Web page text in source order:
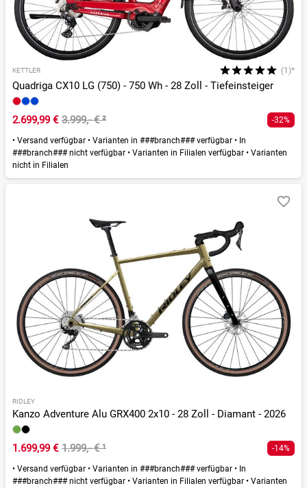
KETTLER (1)*
Quadriga CX10 LG (750) - 750 Wh - 28 Zoll - Tiefeinsteiger
2.699,99 € 3.999,- €² -32%
• Versand verfügbar • Varianten in ###branch### verfügbar • In
###branch### nicht verfügbar • Varianten in Filialen verfügbar • Varianten
nicht in Filialen
RIDLEY
Kanzo Adventure Alu GRX400 2x10 - 28 Zoll - Diamant - 2026
1.699,99 € 1.999,- €¹ -14%
• Versand verfügbar • Varianten in ###branch### verfügbar • In
###branch### nicht verfügbar • Varianten in Filialen verfügbar • Varianten